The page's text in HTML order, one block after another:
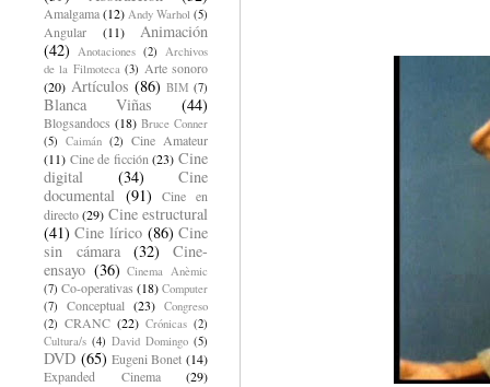
Amalgama(12) Andy Warhol (5)
Angular (11)
Animación
(42)
Anotaciones (2)
Archivos
de la Filmoteca (3) Arte sonoro
(20) Artículos (86) BIM (7)
Blanca Viñas (44)
Blogsandocs (18) Bruce Conner
(5) Caimán (2) Cine Amateur
(11) Cine de ficción (23) Cine
digital
(34)
Cine
documental (91)
Cine en
directo (29) Cine estructural
(41) Cine lírico (86) Cine
sin cámara
(32)
Cine-
ensayo (36) Cinema Anèmic
(7) Co-operativas (18) Computer
(7)
Conceptual (23) Congreso
(2) CRANC (22) Crónicas (2)
Cultura/s (4) David Domingo (5)
DVD (65) Eugeni Bonet (14)
Expanded Cinema
(29)